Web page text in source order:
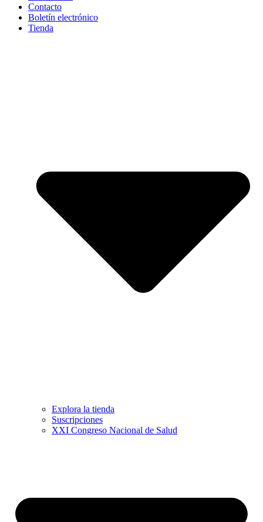
Contacto
Boletín electrónico
Tienda
Explora la tienda
Suscripciones
XXI Congreso Nacional de Salud